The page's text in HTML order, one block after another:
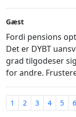
Gæst
Fordi pensions
Det er DYBT
grad tilgodeser
for andre.
1 2 3 4 5 6